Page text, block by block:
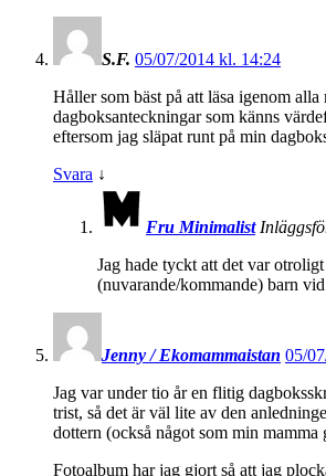
S.F. 05/07/2014 kl. 14:24
Håller som bäst på att läsa igenom
dagboksanteckningar som känns
eftersom jag släpat runt på min
Svara ↓
Fru Minimalist
Jag hade tyckt att det var
(nuvarande/kommande) barn
Jenny / Ekomammaistan 05/
Jag var under tio år en flitig
trist, så det är väl lite av den
dottern (också något som min
Fotoalbum har jag gjort så att jag